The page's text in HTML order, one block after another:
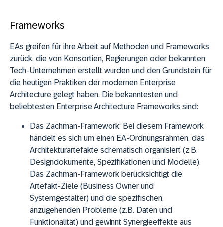
Frameworks
EAs greifen für ihre Arbeit auf Methoden und Frameworks
zurück, die von Konsortien, Regierungen oder bekannten
Tech-Unternehmen erstellt wurden und den Grundstein für
die heutigen Praktiken der modernen Enterprise
Architecture gelegt haben. Die bekanntesten und
beliebtesten Enterprise Architecture Frameworks sind:
Das Zachman-Framework: Bei diesem Framework
handelt es sich um einen EA-Ordnungsrahmen, das
Architekturartefakte schematisch organisiert (z.B.
Designdokumente, Spezifikationen und Modelle).
Das Zachman-Framework berücksichtigt die
Artefakt-Ziele (Business Owner und
Systemgestalter) und die spezifischen,
anzugehenden Probleme (z.B. Daten und
Funktionalität) und gewinnt Synergieeffekte aus